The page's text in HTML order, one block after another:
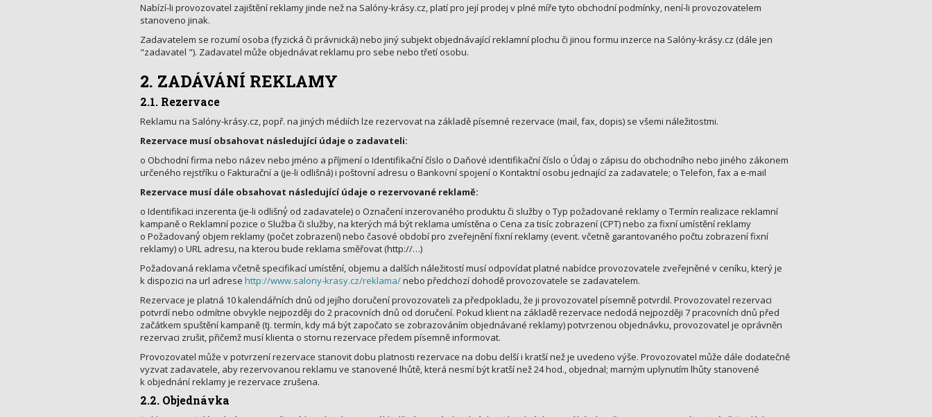
Nabízí-li provozovatel zajištění reklamy jinde než na Salóny-krásy.cz, platí pro její prodej v plné míře tyto obchodní podmínky, není-li provozovatelem
stanoveno jinak.
Zadavatelem se rozumí osoba (fyzická či právnická) nebo jiný subjekt objednávající reklamní plochu či jinou formu inzerce na Salóny-krásy.cz (dále jen
"zadavatel "). Zadavatel může objednávat reklamu pro sebe nebo třetí osobu.
2. ZADÁVÁNÍ REKLAMY
2.1. Rezervace
Reklamu na Salóny-krásy.cz, popř. na jiných médiích lze rezervovat na základě písemné rezervace (mail, fax, dopis) se všemi náležitostmi.
Rezervace musí obsahovat následující údaje o zadavateli:
o Obchodní firma nebo název nebo jméno a příjmení o Identifikační číslo o Daňové identifikační číslo o Údaj o zápisu do obchodního nebo jiného zákonem
určeného rejstříku o Fakturační a (je-li odlišná) i poštovní adresu o Bankovní spojení o Kontaktní osobu jednající za zadavatele; o Telefon, fax a e-mail
Rezervace musí dále obsahovat následující údaje o rezervované reklamě:
o Identifikaci inzerenta (je-li odlišný́ od zadavatele) o Označení inzerovaného produktu či služby o Typ požadované reklamy o Termín realizace reklamní
kampaně o Reklamní pozice o Služba či služby, na kterých má být reklama umístěna o Cena za tisíc zobrazení (CPT) nebo za fixní umístění reklamy
o Požadovaný́ objem reklamy (počet zobrazení) nebo časové období pro zveřejnění fixní reklamy (event. včetně garantovaného počtu zobrazení fixní
reklamy) o URL adresu, na kterou bude reklama směřovat (http://…)
Požadovaná reklama včetně specifikací umístění, objemu a dalších náležitostí musí odpovídat platné nabídce provozovatele zveřejněné v ceníku, který je
k dispozici na url adrese http://www.salony-krasy.cz/reklama/nebo předchozí dohodě provozovatele se zadavatelem.
Rezervace je platná 10 kalendářních dnů od jejího doručení provozovateli za předpokladu, že ji provozovatel písemně potvrdil. Provozovatel rezervaci
potvrdí nebo odmítne obvykle nejpozději do 2 pracovních dnů od doručení. Pokud klient na základě rezervace nedodá nejpozději 7 pracovních dnů před
začátkem spuštění kampaně (tj. termín, kdy má být započato se zobrazováním objednávané reklamy) potvrzenou objednávku, provozovatel je oprávněn
rezervaci zrušit, přičemž musí klienta o stornu rezervace předem písemně informovat.
Provozovatel může v potvrzení rezervace stanovit dobu platnosti rezervace na dobu delší i kratší než je uvedeno výše. Provozovatel může dále dodatečně
vyzvat zadavatele, aby rezervovanou reklamu ve stanovené lhůtě, která nesmí být kratší než 24 hod., objednal; marným uplynutím lhůty stanovené
k objednání reklamy je rezervace zrušena.
2.2. Objednávka